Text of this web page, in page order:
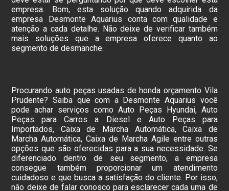
empresa. Bom, esta solução quando adquirida da
empresa Desmonte Aquarius conta com qualidade e
atenção a cada detalhe. Não deixe de verificar também
mais soluções que a empresa oferece quanto ao
segmento de desmanche.
Procurando auto peças usadas de honda orçamento Vila
Prudente? Saiba que com a Desmonte Aquarius você
pode achar serviços como Auto Peças Hyundai, Auto
Peças para Carros a Diesel e Auto Peças para
Importados, Caixa de Marcha Automática, Caixa de
Marcha Automática, Caixa de Marcha Agile entre outras
opções que são oferecidas para a sua necessidade. Se
diferenciado dentro de seu segmento, a empresa
consegue também proporcionar um atendimento
cuidadoso e que busca a satisfação do cliente. Por isso,
não deixe de falar conosco para esclarecer cada uma de